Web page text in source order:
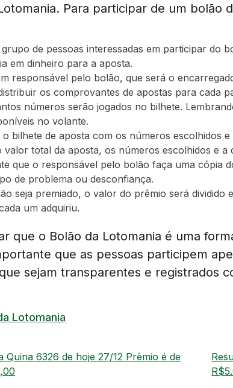
Para participar de um bolão
de pessoas interessadas em participar do
em dinheiro para a aposta.
responsável pelo bolão, que será o
os comprovantes de apostas para cada
números serão jogados no bilhete.
no volante.
bilhete de aposta com os números escolhidos
valor total da aposta, os números escolhidos e a
que o responsável pelo bolão faça uma cópia
de problema ou desconfiança.
seja premiado, o valor do prêmio será
um adquiriu.
que o Bolão da Lotomania é uma
que as pessoas participem
sejam transparentes e registrados
Lotomania
Quina 6326 de hoje 27/12 Prêmio é de